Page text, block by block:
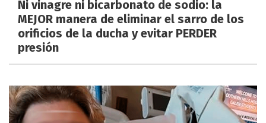
Ni vinagre ni bicarbonato de sodio: la
MEJOR manera de eliminar el sarro de los
orificios de la ducha y evitar PERDER
presión